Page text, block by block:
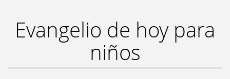
Evangelio de hoy para
niños